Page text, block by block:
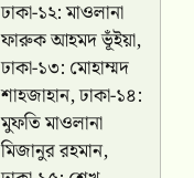
ঢাকা-১২: মাওলানা
ফারুক আহমদ ভূঁইয়া,
ঢাকা-১৩: মোহাম্মদ
শাহজাহান, ঢাকা-১৪:
মুফতি মাওলানা
মিজানুর রহমান,